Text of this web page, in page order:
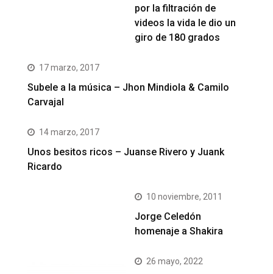
por la filtración de
videos la vida le dio un
giro de 180 grados
17 marzo, 2017
Subele a la música – Jhon Mindiola & Camilo
Carvajal
14 marzo, 2017
Unos besitos ricos – Juanse Rivero y Juank
Ricardo
10 noviembre, 2011
Jorge Celedón
homenaje a Shakira
26 mayo, 2022